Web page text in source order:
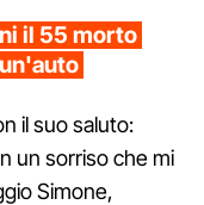
il 55 morto
il suo saluto:
un sorriso che mi
Simone,